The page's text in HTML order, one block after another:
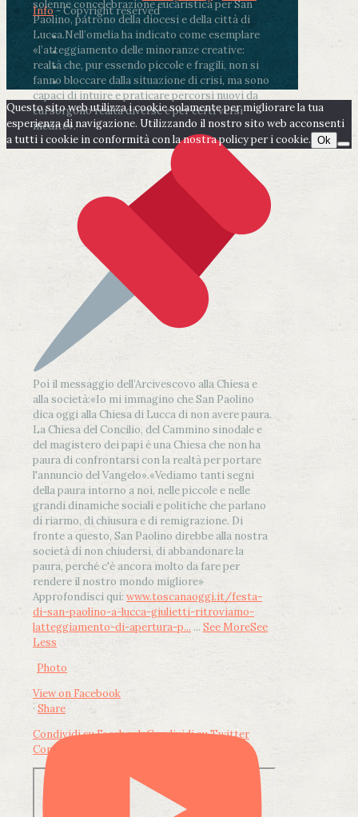
solenne concelebrazione eucaristica per San
Paolino, patrono della diocesi e della città di
Lucca.Nell’omelia ha indicato come esemplare
«l’atteggiamento delle minoranze creative:
realtà che, pur essendo piccole e fragili, non si
fanno bloccare dalla situazione di crisi, ma sono
capaci di intuire e praticare percorsi nuovi da
cui sorgono realtà diverse e per certi versi
inedite».
Poi il messaggio dell’Arcivescovo alla Chiesa e
alla società:«Io mi immagino che San Paolino
dica oggi alla Chiesa di Lucca di non avere paura.
La Chiesa del Concilio, del Cammino sinodale e
del magistero dei papi è una Chiesa che non ha
paura di confrontarsi con la realtà per portare
l'annuncio del Vangelo».«Vediamo tanti segni
della paura intorno a noi, nelle piccole e nelle
grandi dinamiche sociali e politiche che parlano
di riarmo, di chiusura e di remigrazione. Di
fronte a questo, San Paolino direbbe alla nostra
società di non chiudersi, di abbandonare la
paura, perché c'è ancora molto da fare per
rendere il nostro mondo migliore»
Approfondisci qui: www.toscanaoggi.it/festa-
di-san-paolino-a-lucca-giulietti-ritroviamo-
latteggiamento-di-apertura-p... ... See MoreSee
Less
Photo
View on Facebook
· Share
Condividi su FacebookCondividi su Twitter
Condividi su LinkedIn
Info- Copyright reserved
Questo sito web utilizza i cookie solamente per migliorare la tua
esperienza di navigazione. Utilizzando il nostro sito web acconsenti
a tutti i cookie in conformità con la nostra policy per i cookie. Ok